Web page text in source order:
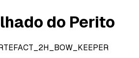
do Perito